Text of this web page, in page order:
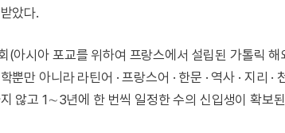
았다.
(아시아 포교를 위하여 프랑스에서 설립된 가톨릭
뿐만 아니라 라틴어 · 프랑스어 · 한문 · 역사 · 지리
않고 1∼3년에 한 번씩 일정한 수의 신입생이 확보